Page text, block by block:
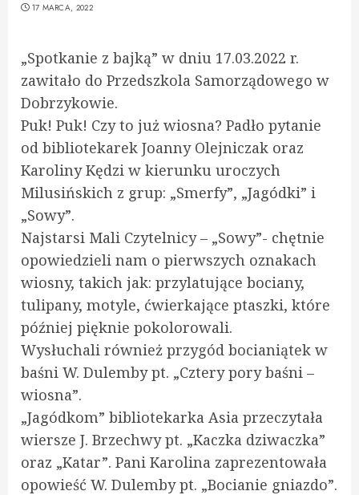
17 MARCA, 2022
„Spotkanie z bajką” w dniu 17.03.2022 r.
zawitało do Przedszkola Samorządowego w
Dobrzykowie.
Puk! Puk! Czy to już wiosna? Padło pytanie
od bibliotekarek Joanny Olejniczak oraz
Karoliny Kędzi w kierunku uroczych
Milusińskich z grup: „Smerfy”, „Jagódki” i
„Sowy”.
Najstarsi Mali Czytelnicy – „Sowy”- chętnie
opowiedzieli nam o pierwszych oznakach
wiosny, takich jak: przylatujące bociany,
tulipany, motyle, ćwierkające ptaszki, które
później pięknie pokolorowali.
Wysłuchali również przygód bocianiątek w
baśni W. Dulemby pt. „Cztery pory baśni –
wiosna”.
„Jagódkom” bibliotekarka Asia przeczytała
wiersze J. Brzechwy pt. „Kaczka dziwaczka”
oraz „Katar”. Pani Karolina zaprezentowała
opowieść W. Dulemby pt. „Bocianie gniazdo”.